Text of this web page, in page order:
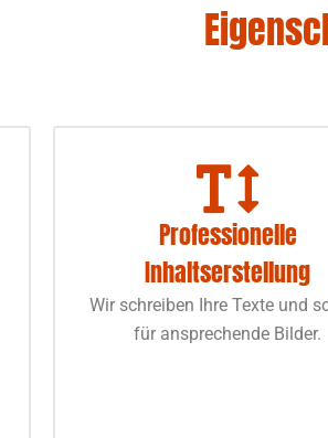
Professionelle
Inhaltserstellung
Wir schreiben Ihre Texte und
für ansprechende Bilder.